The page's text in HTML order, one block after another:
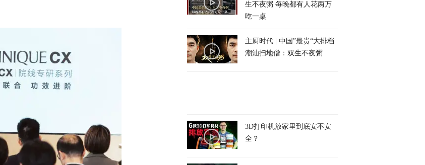
生不夜粥 每晚都有人花两万
吃一桌
主厨时代 | 中国”最贵“大排档
潮汕扫地僧：双生不夜粥
3D打印机放家里到底安不安
全？